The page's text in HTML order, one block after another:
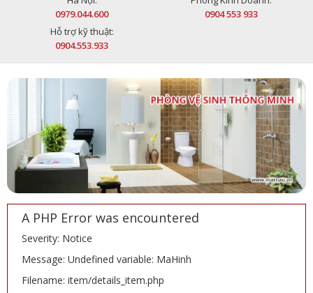
0979.044.600
0904 553 933
Hỗ trợ kỹ thuật:
0904.553.933
A PHP Error was encountered
Severity: Notice
Message: Undefined variable: MaHinh
Filename: item/details_item.php